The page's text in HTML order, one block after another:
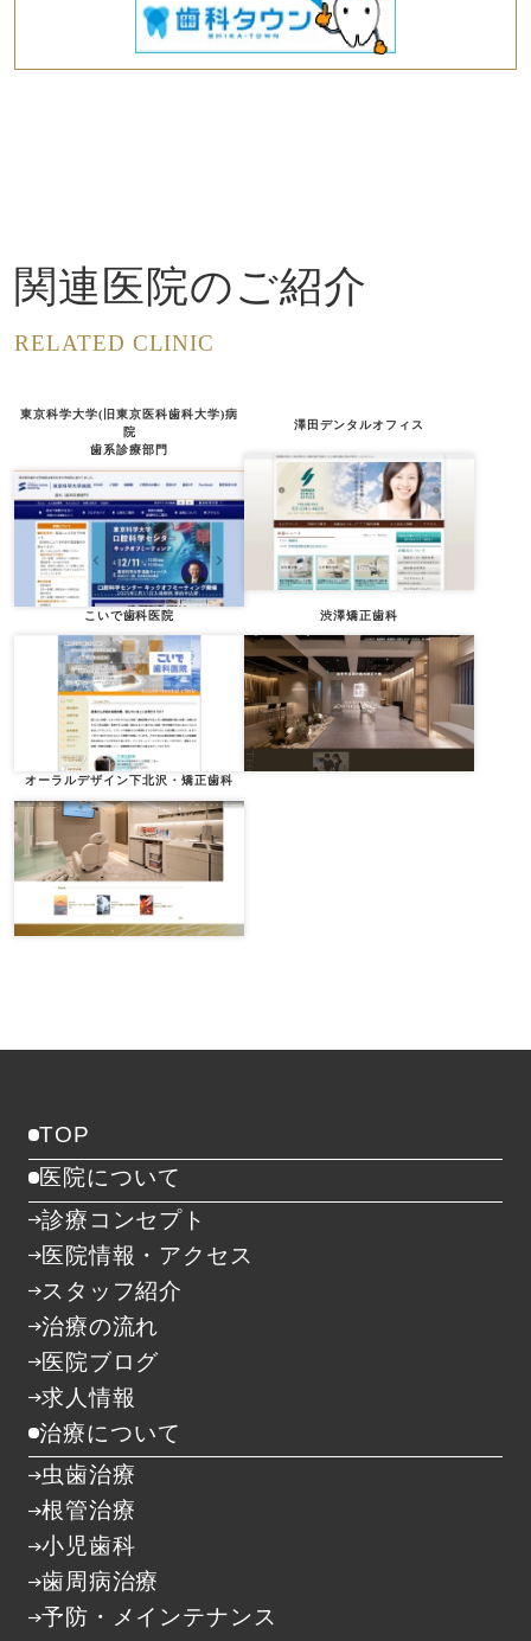
関連医院のご紹介
RELATED CLINIC
東京科学大学(旧東京医科歯科大学)病
院
歯系診療部門
澤田デンタルオフィス
こいで歯科医院 渋澤矯正歯科
オーラルデザイン下北沢・矯正歯科
TOP
医院について
診療コンセプト
医院情報・アクセス
スタッフ紹介
治療の流れ
医院ブログ
求人情報
治療について
虫歯治療
根管治療
小児歯科
歯周病治療
予防・メインテナンス